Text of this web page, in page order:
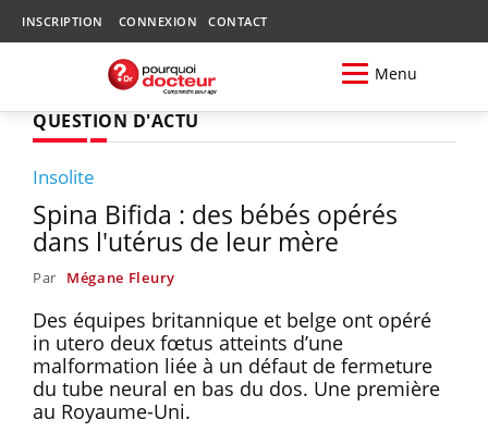
INSCRIPTION CONNEXION CONTACT
Menu
QUESTION D'ACTU
Insolite
Spina Bifida : des bébés opérés
dans l'utérus de leur mère
Par Mégane Fleury
Des équipes britannique et belge ont opéré
in utero deux fœtus atteints d’une
malformation liée à un défaut de fermeture
du tube neural en bas du dos. Une première
au Royaume-Uni.